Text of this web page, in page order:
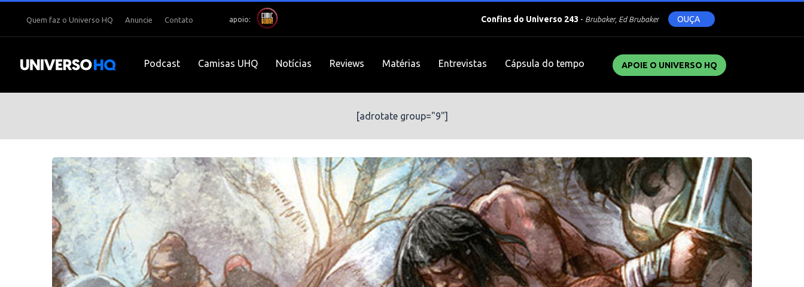
Quem faz o Universo HQ Anuncie Contato apoio: Confins do Universo 243 - Brubaker, Ed Brubaker OUÇA
Podcast Camisas UHQ Notícias Reviews Matérias Entrevistas Cápsula do tempo APOIE O UNIVERSO HQ
[adrotate group="9"]